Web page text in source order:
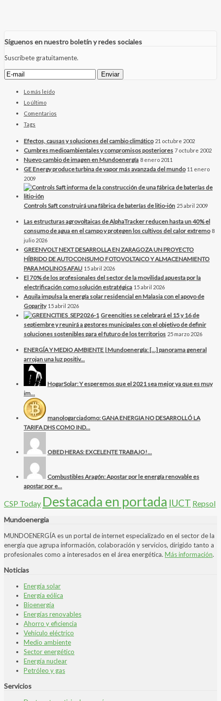
Síguenos en nuestro boletín y redes sociales
Suscríbete gratuitamente.
Lo más leído
Lo último
Comentarios
Tags
Efectos, causas y soluciones del cambio climático 21 octubre 2002
Cumbres medioambientales y compromisos posteriores 7 octubre 2002
Nuevo cambio de imagen en Mundoenergía 8 enero 2011
GE Energy produce turbina de vapor más avanzada del mundo 11 enero
2009
Controls Saft construirá una fábrica de baterías de litio-ión 25 abril 2009
Las estructuras agrovoltaicas de AlphaTracker reducen hasta un 40% el
consumo de agua en el campo y protegen los cultivos del calor extremo 8
julio 2026
GREENVOLT NEXT DESARROLLA EN ZARAGOZA UN PROYECTO
HÍBRIDO DE AUTOCONSUMO FOTOVOLTAICO Y ALMACENAMIENTO
PARA MOLINOS AFAU 15 abril 2026
El 70% de los profesionales del sector de la movilidad apuesta por la
electrificación como solución estratégica 15 abril 2026
Aquila impulsa la energía solar residencial en Malasia con el apoyo de
Goparity 15 abril 2026
Greencities se celebrará el 15 y 16 de
septiembre y reunirá a gestores municipales con el objetivo de definir
soluciones sostenibles para el futuro de los territorios 25 marzo 2026
ENERGÍA Y MEDIO AMBIENTE | Mundoenergía: […] panorama general
arrojan una luz positiv...
HogarSolar: Y esperemos que el 2021 sea mejor ya que es muy
im...
manologarciadomo: GANA ENERGIA NO DESARROLLÓ LA
TARIFA DHS COMO IND...
OBED HERAS: EXCELENTE TRABAJO!...
Combustibles Aragón: Apostar por le energía renovable es
apostar por e...
CSP Today Destacada en portada IUCT Repsol
Mundoenergia
MUNDOENERGÍA es un portal de internet especializado en el sector de la
energía que agrupa información, colaboración y servicios, dirigido tanto a
profesionales como a interesados en el área energética. Más información.
Noticias
Energía solar
Energía eólica
Bioenergía
Energías renovables
Ahorro y eficiencia
Vehículo eléctrico
Medio ambiente
Sector energético
Energía nuclear
Petróleo y gas
Servicios